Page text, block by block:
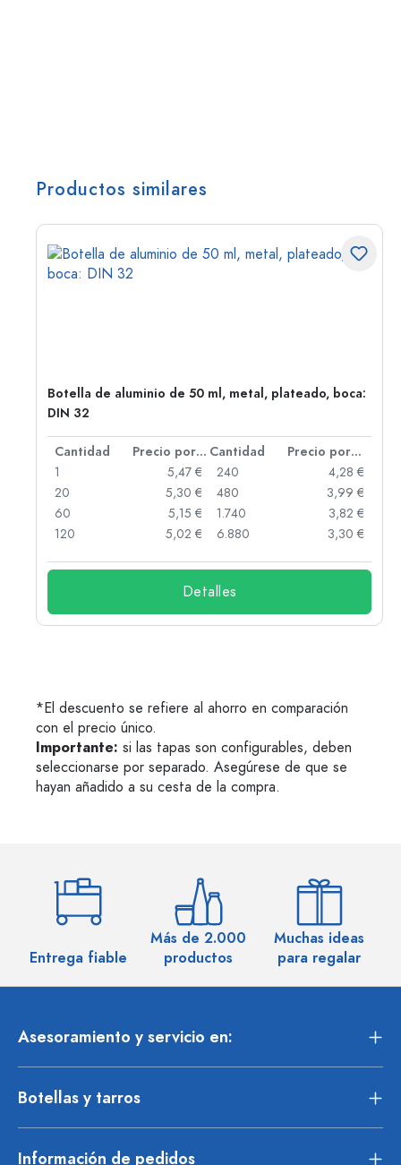
Productos similares
Botella de aluminio de 50 ml, metal, plateado, boca:
DIN 32
Cantidad Precio por unidad Cantidad
Precio por unidad
1
5,47 €
20
5,30 €
60
5,15 €
120
5,02 €
240
4,28 €
480
3,99 €
1.740
3,82 €
6.880
3,30 €
Detalles
*El descuento se refiere al ahorro en comparación
con el precio único.
Importante: si las tapas son configurables, deben
seleccionarse por separado. Asegúrese de que se
hayan añadido a su cesta de la compra.
Entrega fiable
Más de 2.000
productos
Muchas ideas
para regalar
Asesoramiento y servicio en:
Botellas y tarros
Información de pedidos